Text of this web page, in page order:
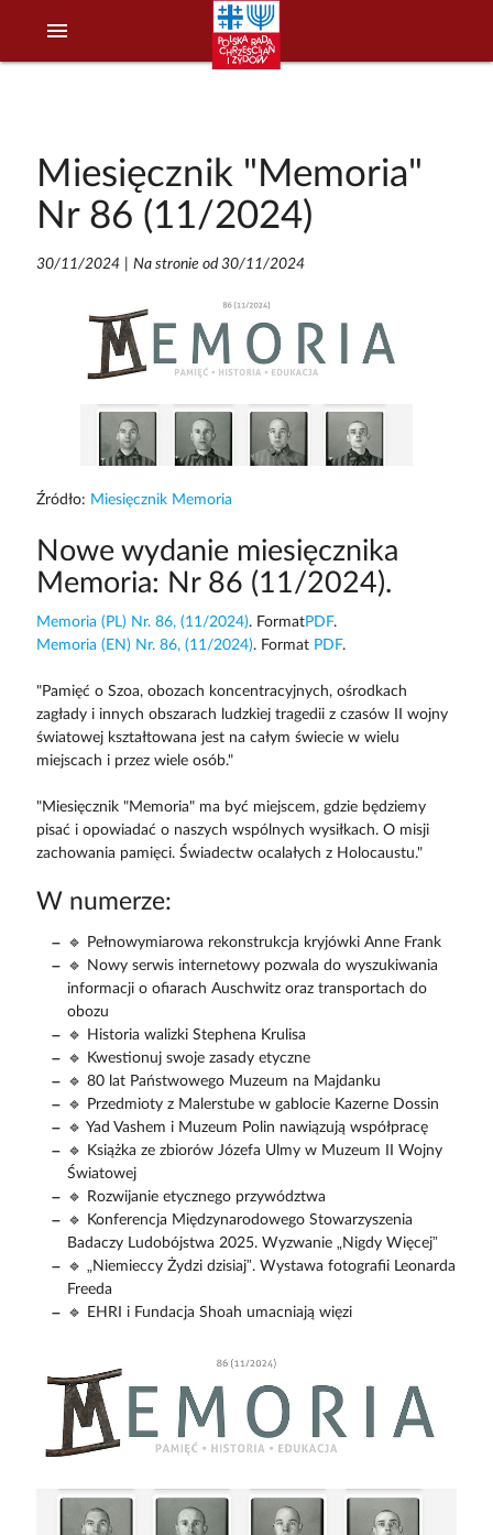
menu
Miesięcznik "Memoria"
Nr 86 (11/2024)
30/11/2024| Na stronie od 30/11/2024
Źródło: Miesięcznik Memoria
Nowe wydanie miesięcznika
Memoria: Nr 86 (11/2024).
Memoria (PL) Nr. 86, (11/2024). FormatPDF.
Memoria (EN) Nr. 86, (11/2024). Format PDF.
"Pamięć o Szoa, obozach koncentracyjnych, ośrodkach
zagłady i innych obszarach ludzkiej tragedii z czasów II wojny
światowej kształtowana jest na całym świecie w wielu
miejscach i przez wiele osób."
"Miesięcznik "Memoria" ma być miejscem, gdzie będziemy
pisać i opowiadać o naszych wspólnych wysiłkach. O misji
zachowania pamięci. Świadectw ocalałych z Holocaustu."
W numerze:
🔹 Pełnowymiarowa rekonstrukcja kryjówki Anne Frank
🔹 Nowy serwis internetowy pozwala do wyszukiwania
informacji o ofiarach Auschwitz oraz transportach do
obozu
🔹 Historia walizki Stephena Krulisa
🔹 Kwestionuj swoje zasady etyczne
🔹 80 lat Państwowego Muzeum na Majdanku
🔹 Przedmioty z Malerstube w gablocie Kazerne Dossin
🔹 Yad Vashem i Muzeum Polin nawiązują współpracę
🔹 Książka ze zbiorów Józefa Ulmy w Muzeum II Wojny
Światowej
🔹 Rozwijanie etycznego przywództwa
🔹 Konferencja Międzynarodowego Stowarzyszenia
Badaczy Ludobójstwa 2025. Wyzwanie „Nigdy Więcej”
🔹 „Niemieccy Żydzi dzisiaj”. Wystawa fotografii Leonarda
Freeda
🔹 EHRI i Fundacja Shoah umacniają więzi